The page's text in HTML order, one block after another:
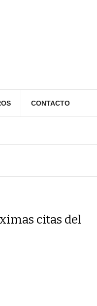
CONTACTO
citas del